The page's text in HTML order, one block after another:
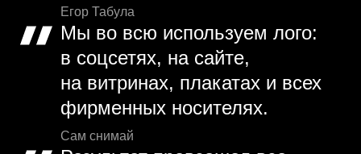
Егор Табула
Мы во всю используем лого:
в соцсетях, на сайте,
на витринах, плакатах и всех
фирменных носителях.
Сам снимай